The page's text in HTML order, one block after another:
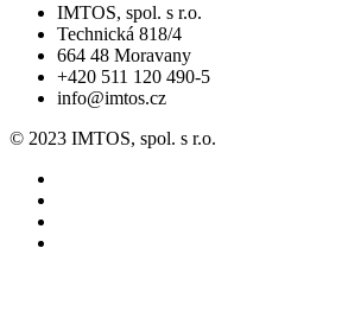
IMTOS, spol. s r.o.
Technická 818/4
664 48 Moravany
+420 511 120 490-5
info@imtos.cz
© 2023 IMTOS, spol. s r.o.